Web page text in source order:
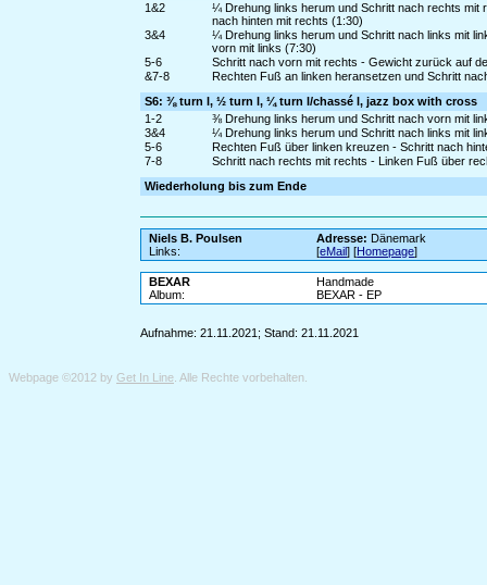
1&2
¼ Drehung links herum und Schritt nach rechts
nach hinten mit rechts (1:30)
3&4
¼ Drehung links herum und Schritt nach links mit
vorn mit links (7:30)
5-6
Schritt nach vorn mit rechts - Gewicht zurück auf
&7-8
Rechten Fuß an linken heransetzen und Schritt
S6: ⅜ turn l, ½ turn l, ¼ turn l/chassé l, jazz box with cross
1-2
⅜ Drehung links herum und Schritt nach vorn mit
3&4
¼ Drehung links herum und Schritt nach links mit
5-6
Rechten Fuß über linken kreuzen - Schritt nach
7-8
Schritt nach rechts mit rechts - Linken Fuß über
Wiederholung bis zum Ende
Niels B. Poulsen Adresse: Dänemark
Links:
[eMail] [Homepage]
BEXAR
Handmade
Album:
BEXAR - EP
Aufnahme: 21.11.2021; Stand: 21.11.2021
Webpage ©2012 by Get In Line . Alle Rechte vorbehalten.